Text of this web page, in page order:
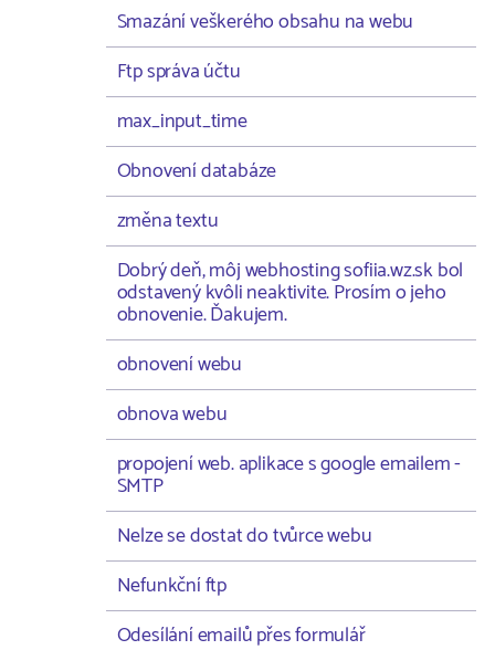
Smazání veškerého obsahu na webu
Ftp správa účtu
max_input_time
Obnovení databáze
změna textu
Dobrý deň, môj webhosting sofiia.wz.sk bol
odstavený kvôli neaktivite. Prosím o jeho
obnovenie. Ďakujem.
obnovení webu
obnova webu
propojení web. aplikace s google emailem -
SMTP
Nelze se dostat do tvůrce webu
Nefunkční ftp
Odesílání emailů přes formulář